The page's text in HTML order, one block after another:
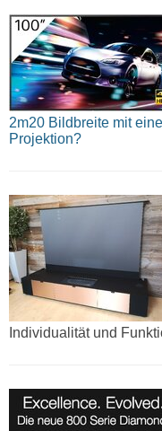
2m20 Bildbreite mit
Projektion?
Individualität und